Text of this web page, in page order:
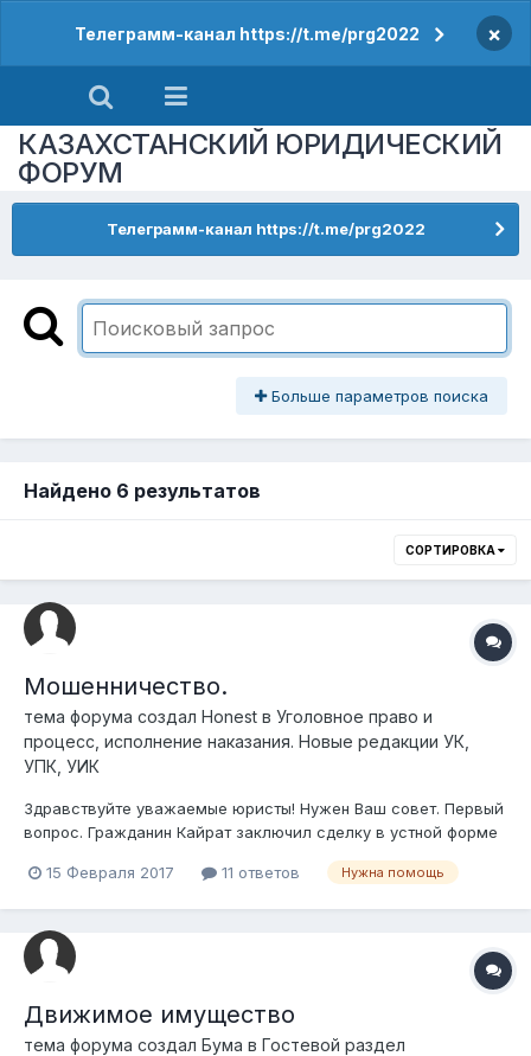
Телеграмм-канал https://t.me/prg2022 ×
КАЗАХСТАНСКИЙ ЮРИДИЧЕСКИЙ
ФОРУМ
Телеграмм-канал https://t.me/prg2022
Больше параметров поиска
Найдено 6 результатов
СОРТИРОВКА
Мошенничество.
тема форума создал Honest в Уголовное право и
процесс, исполнение наказания. Новые редакции УК,
УПК, УИК
Здравствуйте уважаемые юристы! Нужен Ваш совет. Первый
вопрос. Гражданин Кайрат заключил сделку в устной форме
доверием гражданки Альбины,в ходе которой Альбина
сумму.Кайрат пооб...
15 Февраля 2017 11 ответов Нужна помощь
Движимое имущество
тема форума создал Бума в Гостевой раздел